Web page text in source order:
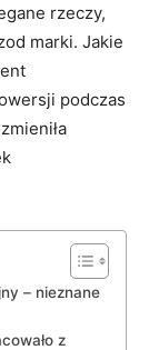
rzeczy,
marki. Jakie
⁣podczas
‍– nieznane
z